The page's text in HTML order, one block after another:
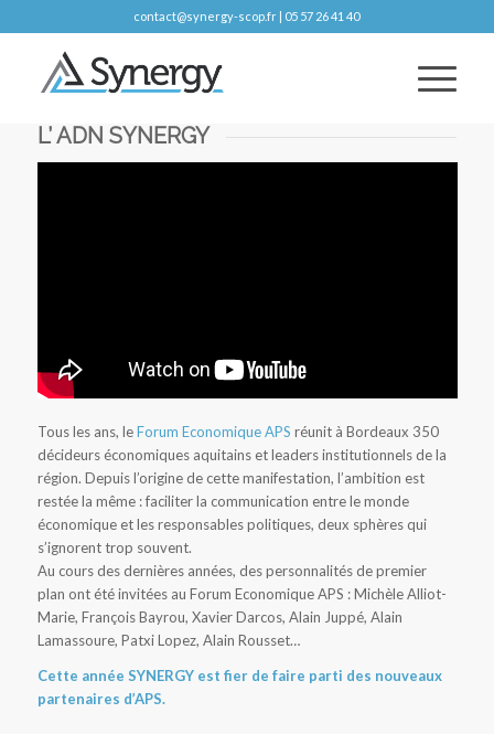
contact@synergy-scop.fr | 05 57 26 41 40
L’ ADN SYNERGY
Tous les ans, leForum Economique APS réunit à Bordeaux 350
décideurs économiques aquitains et leaders institutionnels de la
région. Depuis l’origine de cette manifestation, l’ambition est
restée la même : faciliter la communication entre le monde
économique et les responsables politiques, deux sphères qui
s’ignorent trop souvent.
Au cours des dernières années, des personnalités de premier
plan ont été invitées au Forum Economique APS : Michèle Alliot-
Marie, François Bayrou, Xavier Darcos, Alain Juppé, Alain
Lamassoure, Patxi Lopez, Alain Rousset…
Cette année SYNERGY est fier de faire parti des nouveaux
partenaires d’APS.